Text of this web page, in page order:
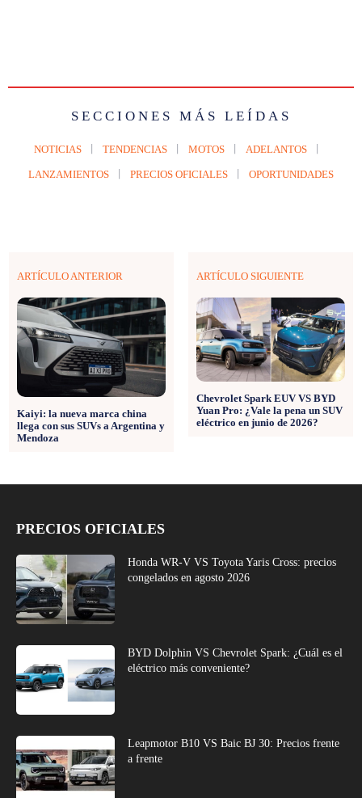
SECCIONES MÁS LEÍDAS
NOTICIAS TENDENCIAS MOTOS ADELANTOS
LANZAMIENTOS PRECIOS OFICIALES OPORTUNIDADES
ARTÍCULO ANTERIOR
Kaiyi: la nueva marca china
llega con sus SUVs a Argentina y
Mendoza
ARTÍCULO SIGUIENTE
Chevrolet Spark EUV VS BYD
Yuan Pro: ¿Vale la pena un SUV
eléctrico en junio de 2026?
PRECIOS OFICIALES
Honda WR-V VS Toyota Yaris Cross: precios
congelados en agosto 2026
BYD Dolphin VS Chevrolet Spark: ¿Cuál es el
eléctrico más conveniente?
Leapmotor B10 VS Baic BJ 30: Precios frente
a frente